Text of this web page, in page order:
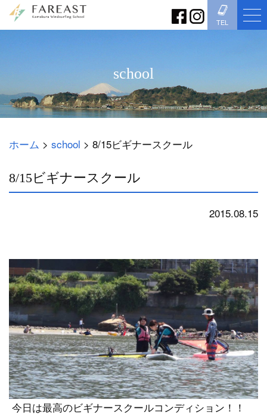
TEL
school
ホーム > school > 8/15ビギナースクール
8/15ビギナースクール
2015.08.15
今日は最高のビギナースクールコンディション！！